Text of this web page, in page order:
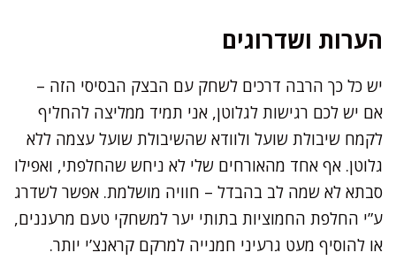
הערות ושדרוגים
יש כל כך הרבה דרכים לשחק עם הבצק הבסיסי הזה –
אם יש לכם רגישות לגלוטן, אני תמיד ממליצה להחליף
לקמח שיבולת שועל ולוודא שהשיבולת שועל עצמה ללא
גלוטן. אף אחד מהאורחים שלי לא ניחש שהחלפתי, ואפילו
סבתא לא שמה לב בהבדל – חוויה מושלמת. אפשר לשדרג
ע”י החלפת החמוציות בתותי יער למשחקי טעם מרעננים,
או להוסיף מעט גרעיני חמנייה למרקם קראנצ’י יותר.